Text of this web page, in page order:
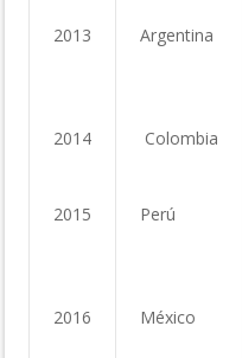
2013 Argentina
2014 Colombia
2015 Perú
2016 México